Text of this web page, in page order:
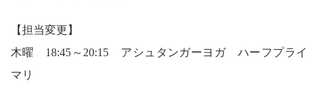
【担当変更】
木曜 18:45～20:15 アシュタンガーヨガ ハーフプライ
マリ